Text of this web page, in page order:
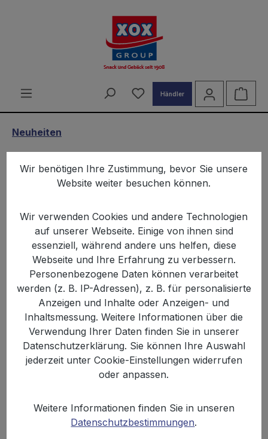
Du hast 0 Produkte auf
Händler
Neuheiten
XOX BBQ Snack Rodizio 90g
Karton
Bildergalerie überspringen
%
Wir benötigen Ihre Zustimmung, bevor Sie unsere
Website weiter besuchen können.
Wir verwenden Cookies und andere Technologien
auf unserer Webseite. Einige von ihnen sind
essenziell, während andere uns helfen, diese
Webseite und Ihre Erfahrung zu verbessern.
Personenbezogene Daten können verarbeitet
werden (z. B. IP-Adressen), z. B. für personalisierte
Anzeigen und Inhalte oder Anzeigen- und
Inhaltsmessung. Weitere Informationen über die
Verwendung Ihrer Daten finden Sie in unserer
Datenschutzerklärung. Sie können Ihre Auswahl
jederzeit unter Cookie-Einstellungen widerrufen
oder anpassen.
Weitere Informationen finden Sie in unseren
Datenschutzbestimmungen.